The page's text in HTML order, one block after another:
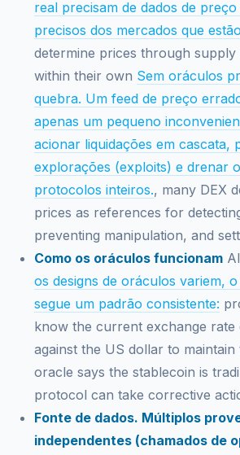
real precisam de dados de
precisos dos mercados que
determine prices through supply
within their own Sem oráculos
quebra. Um feed de preço
apenas um pequeno
acionar liquidações em cascata,
explorações (exploits) e drenar
protocolos inteiros., many DEX
prices as references for
preventing manipulation, and
Como os oráculos funcionam
os designs de oráculos variem,
segue um padrão consistente:
know the current exchange
against the US dollar to
oracle says the stablecoin is
protocol can take corrective
Fonte de dados. Múltiplos
independentes (chamados de